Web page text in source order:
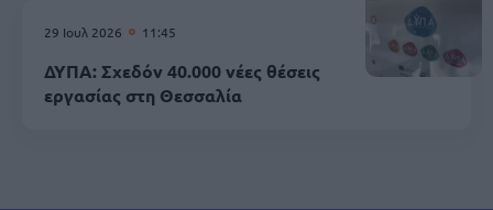
29 Ιουλ 2026 11:45
ΔΥΠΑ: Σχεδόν 40.000 νέες θέσεις
εργασίας στη Θεσσαλία